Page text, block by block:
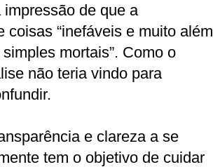
de que a
coisas “inefáveis e muito além
mortais”. Como o
não teria vindo para
e clareza a se
tem o objetivo de cuidar